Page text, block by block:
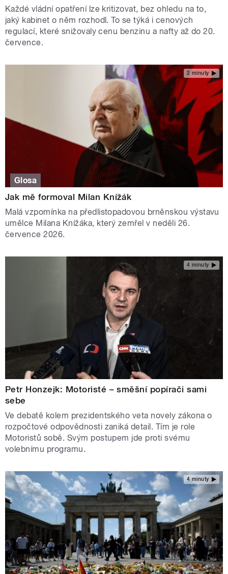
Každé vládní opatření lze kritizovat, bez ohledu na to,
jaký kabinet o něm rozhodl. To se týká i cenových
regulací, které snižovaly cenu benzinu a nafty až do 20.
července.
2 minuty
Glosa
Jak mě formoval Milan Knížák
Malá vzpomínka na předlistopadovou brněnskou výstavu
umělce Milana Knížáka, který zemřel v neděli 26.
července 2026.
4 minuty
Petr Honzejk: Motoristé – směšní popírači sami
sebe
Ve debatě kolem prezidentského veta novely zákona o
rozpočtové odpovědnosti zaniká detail. Tím je role
Motoristů sobě. Svým postupem jde proti svému
volebnímu programu.
4 minuty